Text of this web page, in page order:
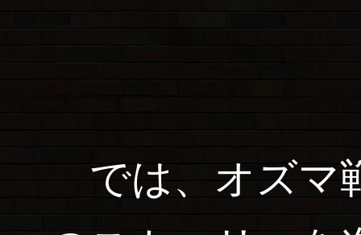
では、オズマ